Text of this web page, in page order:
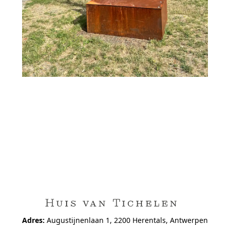
Adres: Augustijnenlaan 1, 2200 Herentals, Antwerpen